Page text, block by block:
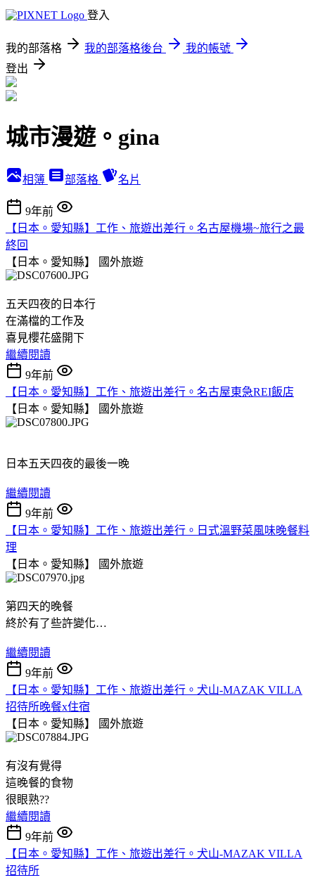
登入
我的部落格 我的部落格後台
我的帳號
登出
城市漫遊。gina
相簿 部落格 名片
9年前
【日本。愛知縣】工作、旅遊出差行。名古屋機場~旅行之最
終回
【日本。愛知縣】
國外旅遊
五天四夜的日本行
在滿檔的工作及
喜見櫻花盛開下
繼續閱讀
9年前
【日本。愛知縣】工作、旅遊出差行。名古屋東急REI飯店
【日本。愛知縣】
國外旅遊
日本五天四夜的最後一晚
繼續閱讀
9年前
【日本。愛知縣】工作、旅遊出差行。日式溫野菜風味晚餐料
理
【日本。愛知縣】
國外旅遊
第四天的晚餐
終於有了些許變化…
繼續閱讀
9年前
【日本。愛知縣】工作、旅遊出差行。犬山-MAZAK VILLA
招待所晚餐x住宿
【日本。愛知縣】
國外旅遊
有沒有覺得
這晚餐的食物
很眼熟??
繼續閱讀
9年前
【日本。愛知縣】工作、旅遊出差行。犬山-MAZAK VILLA
招待所